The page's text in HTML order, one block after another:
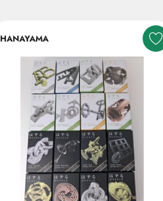
HANAYAMA